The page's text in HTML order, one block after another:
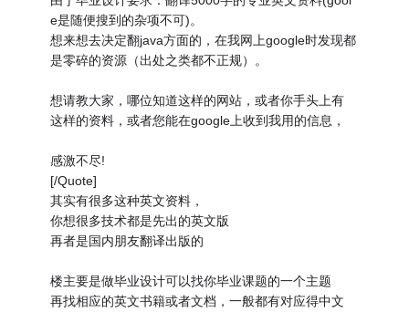
e是随便搜到的杂项不可)。
想来想去决定翻java方面的，在我网上google时发现都
是零碎的资源（出处之类都不正规）。
想请教大家，哪位知道这样的网站，或者你手头上有
这样的资料，或者您能在google上收到我用的信息，
感激不尽!
[/Quote]
其实有很多这种英文资料，
你想很多技术都是先出的英文版
再者是国内朋友翻译出版的
楼主要是做毕业设计可以找你毕业课题的一个主题
再找相应的英文书籍或者文档，一般都有对应得中文